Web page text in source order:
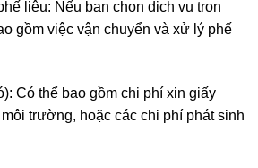
liệu: Nếu bạn chọn dịch vụ trọn
gồm việc vận chuyển và xử lý phế
Có thể bao gồm chi phí xin giấy
trường, hoặc các chi phí phát sinh